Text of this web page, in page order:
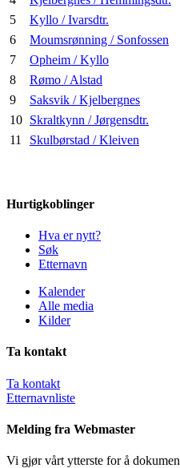
5
Kyllo / Ivarsdtr.
6
Moumsrønning / Sonfossen
7
Opheim / Kyllo
8
Rømo / Alstad
9
Saksvik / Kjelbergnes
10 Skraltkynn / Jørgensdtr.
11
Skulbørstad / Kleiven
Hurtigkoblinger
Hva er nytt?
Søk
Etternavn
Kalender
Alle media
Kilder
Ta kontakt
Ta kontakt
Etternavnliste
Melding fra Webmaster
Vi gjør vårt ytterste for å